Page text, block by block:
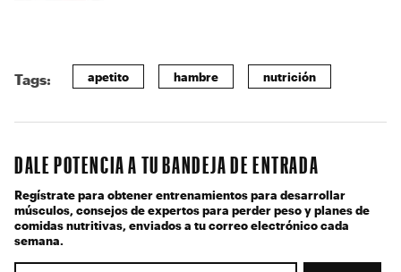
Tags: apetito hambre nutrición
DALE POTENCIA A TU BANDEJA DE ENTRADA
Regístrate para obtener entrenamientos para desarrollar
músculos, consejos de expertos para perder peso y planes de
comidas nutritivas, enviados a tu correo electrónico cada
semana.